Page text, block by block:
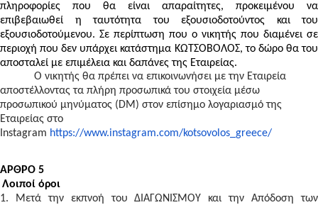
πληροφορίες που θα είναι απαραίτητες, προκειμένου να
επιβεβαιωθεί η ταυτότητα του εξουσιοδοτούντος και του
εξουσιοδοτούμενου. Σε περίπτωση που ο νικητής που διαμένει σε
περιοχή που δεν υπάρχει κατάστημα ΚΩΤΣΟΒΟΛΟΣ, το δώρο θα του
αποσταλεί με επιμέλεια και δαπάνες της Εταιρείας.
Ο νικητής θα πρέπει να επικοινωνήσει με την Εταιρεία
αποστέλλοντας τα πλήρη προσωπικά του στοιχεία μέσω
προσωπικού μηνύματος (DM) στον επίσημο λογαριασμό της
Εταιρείας στο
Instagram https://www.instagram.com/kotsovolos_greece/
ΑΡΘΡΟ 5
Λοιποί όροι
1. Μετά την εκπνοή του ΔΙΑΓΩΝΙΣΜΟΥ και την Απόδοση των